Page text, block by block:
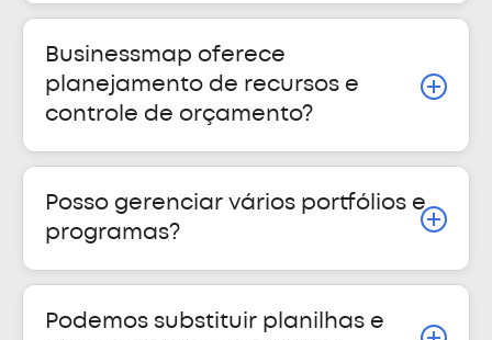
Businessmap oferece
planejamento de recursos e
controle de orçamento?
Posso gerenciar vários portfólios e
programas?
Podemos substituir planilhas e